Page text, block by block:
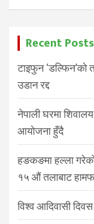
Recent Posts
टाइफुन ‘डल्फिन’को
उडान रद्द
नेपाली घरमा
आयोजना हुँदै
हङकङमा हल्ला
१५ औं तलाबाट
विश्व आदिवासी